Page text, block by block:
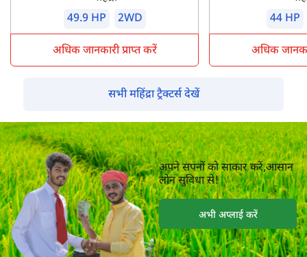
49.9 HP
2WD
अधिक जानकारी प्राप्त करें
44 HP
अधिक
सभी महिंद्रा ट्रैक्टर्स देखें
अपने सपनों को साकार करें,आसान
लोन सुविधा से!
अभी अप्लाई करें